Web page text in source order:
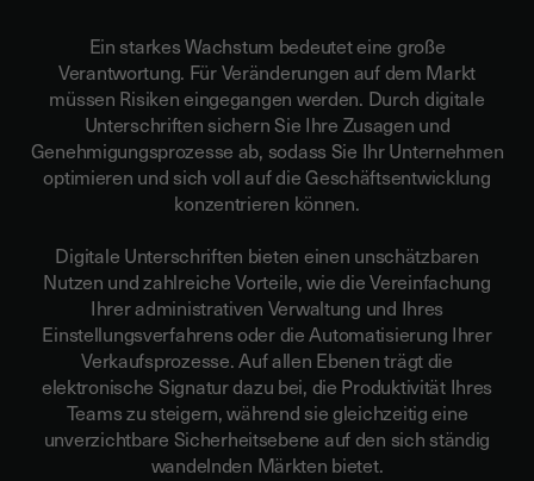
Ein starkes Wachstum bedeutet eine große
Verantwortung. Für Veränderungen auf dem Markt
müssen Risiken eingegangen werden. Durch digitale
Unterschriften sichern Sie Ihre Zusagen und
Genehmigungsprozesse ab, sodass Sie Ihr Unternehmen
optimieren und sich voll auf die Geschäftsentwicklung
konzentrieren können.
Digitale Unterschriften bieten einen unschätzbaren
Nutzen und zahlreiche Vorteile, wie die Vereinfachung
Ihrer administrativen Verwaltung und Ihres
Einstellungsverfahrens oder die Automatisierung Ihrer
Verkaufsprozesse. Auf allen Ebenen trägt die
elektronische Signatur dazu bei, die Produktivität Ihres
Teamszu steigern, während sie gleichzeitig eine
unverzichtbare Sicherheitsebene auf den sich ständig
wandelnden Märkten bietet.